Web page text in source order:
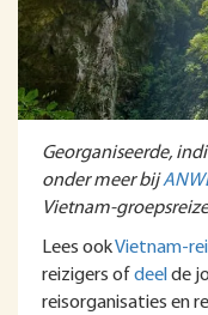
Georganiseerde,
onder meer bij
Vietnam-
Lees ookVietnam-
reizigers of deel de
reisorganisaties en